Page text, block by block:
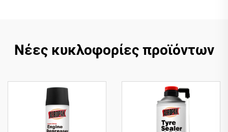
Νέες κυκλοφορίες προϊόντων